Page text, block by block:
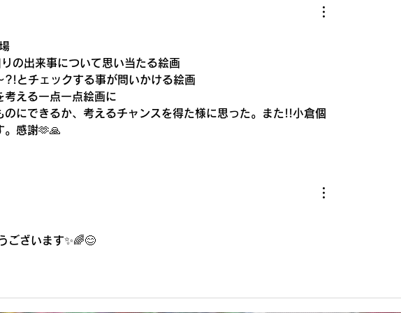
す。
の出来事について思い当たる絵画
?!とチェックする事が問いかける絵画
考える一点一点絵画に
にできるか、考えるチャンスを得た様に思った。また!!小倉個
。感謝🫶🙏
ございます✨🌈😊